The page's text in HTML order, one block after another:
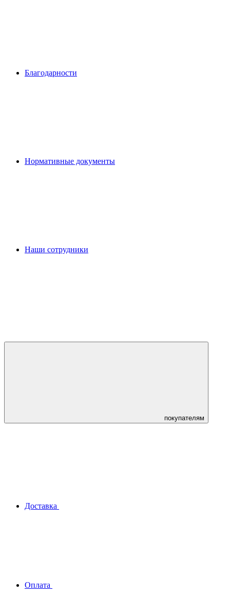
Благодарности
Нормативные документы
Наши сотрудники
покупателям
Доставка
Оплата